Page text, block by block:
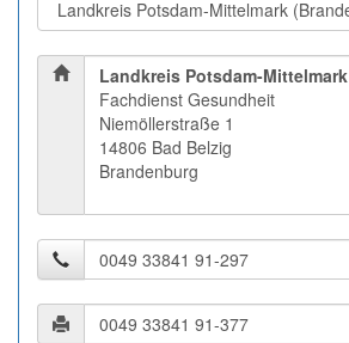
Landkreis Potsdam-Mittelmark
Fachdienst Gesundheit
Niemöllerstraße 1
14806 Bad Belzig
Brandenburg